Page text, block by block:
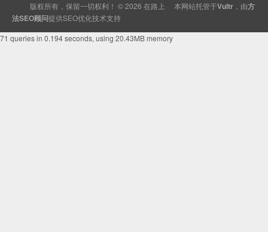
版权所有，保留一切权利！ © 2026 在路上 本网站托管于Vultr ，由方
法SEO顾问提供SEO优化技术支持
71 queries in 0.194 seconds, using 20.43MB memory